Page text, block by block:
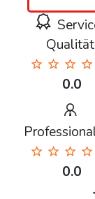
Qualität
0.0
0.0